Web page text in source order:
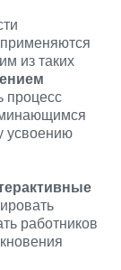
применяются
из таких
процесс
усвоению
работников